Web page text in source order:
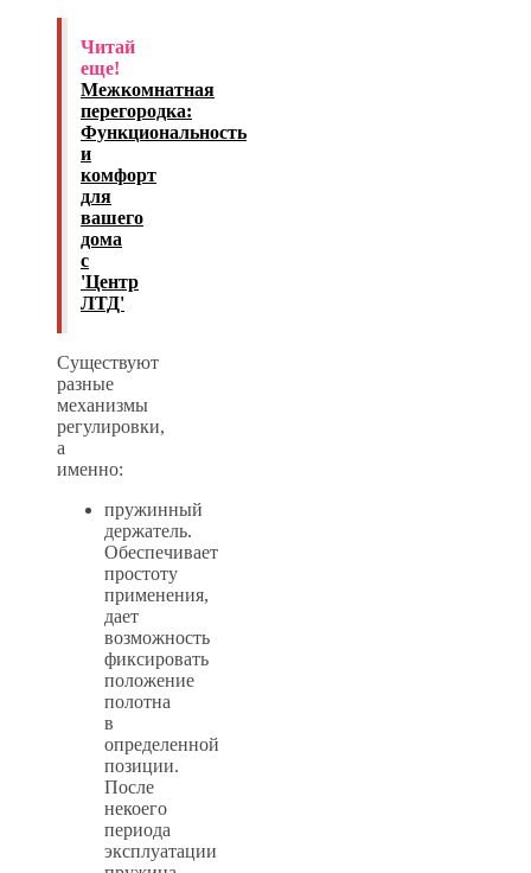
Читай
еще!
Межкомнатная
перегородка:
Функциональность
и
комфорт
для
вашего
дома
с
'Центр
ЛТД'
Существуют
разные
механизмы
регулировки,
а
именно:
пружинный
держатель.
Обеспечивает
простоту
применения,
дает
возможность
фиксировать
положение
полотна
в
определенной
позиции.
После
некоего
периода
эксплуатации